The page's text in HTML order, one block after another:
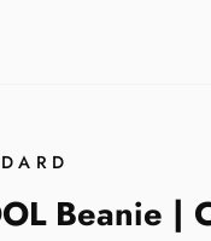
Beanie |